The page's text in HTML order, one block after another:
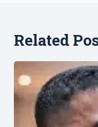
Related